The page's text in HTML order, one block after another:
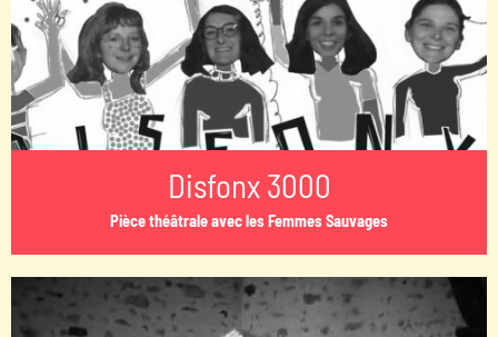
Disfonx 3000
Pièce théâtrale avec les Femmes Sauvages